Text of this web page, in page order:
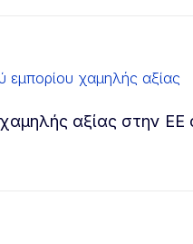
εμπορίου χαμηλής αξίας
αξίας στην ΕΕ